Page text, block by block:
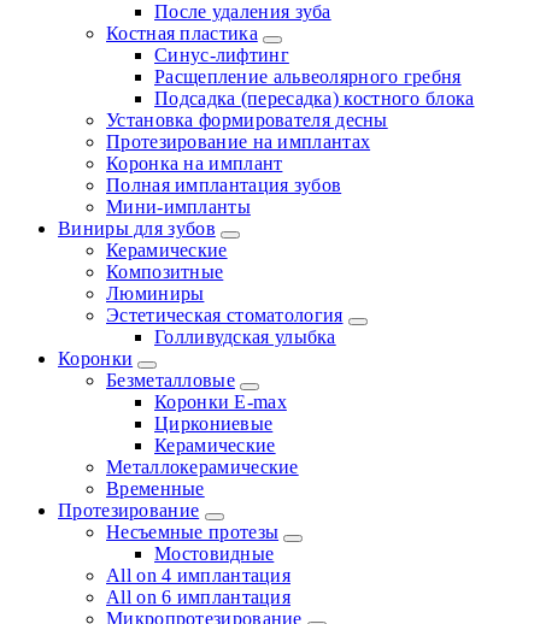
После удаления зуба
Костная пластика
Синус-лифтинг
Расщепление альвеолярного гребня
Подсадка (пересадка) костного блока
Установка формирователя десны
Протезирование на имплантах
Коронка на имплант
Полная имплантация зубов
Мини-импланты
Виниры для зубов
Керамические
Композитные
Люминиры
Эстетическая стоматология
Голливудская улыбка
Коронки
Безметалловые
Коронки E-max
Циркониевые
Керамические
Металлокерамические
Временные
Протезирование
Несъемные протезы
Мостовидные
All on 4 имплантация
All on 6 имплантация
Микропротезирование